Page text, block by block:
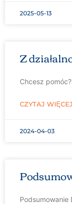
2025-05-13
Z
Chcesz
CZYTAJ
2024-04-03
Podsumowanie